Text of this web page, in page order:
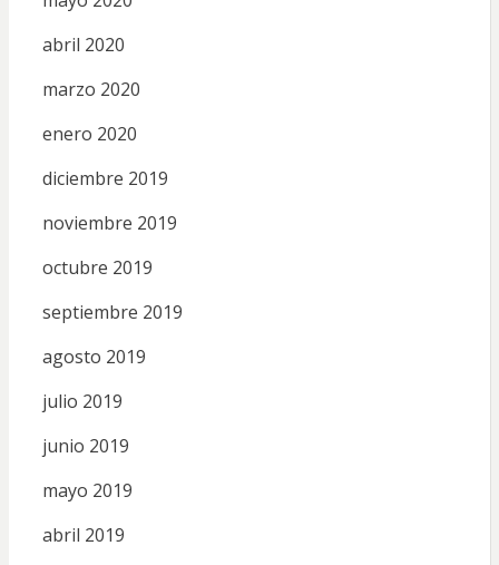
abril 2020
marzo 2020
enero 2020
diciembre 2019
noviembre 2019
octubre 2019
septiembre 2019
agosto 2019
julio 2019
junio 2019
mayo 2019
abril 2019